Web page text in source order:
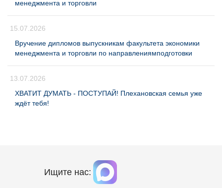
менеджмента и торговли
15.07.2026
Вручение дипломов выпускникам факультета экономики
менеджмента и торговли по направлениямподготовки
13.07.2026
ХВАТИТ ДУМАТЬ - ПОСТУПАЙ! Плехановская семья уже
ждёт тебя!
Ищите нас: